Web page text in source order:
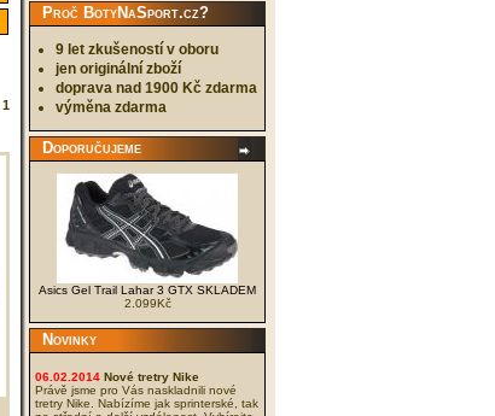
1
Proč BotyNaSport.cz?
9 let zkušeností v oboru
jen originální zboží
doprava nad 1900 Kč zdarma
výměna zdarma
Doporučujeme
Asics Gel Trail Lahar 3 GTX SKLADEM
2.099Kč
Novinky
06.02.2014 Nové tretry Nike
Právě jsme pro Vás naskladnili nové
tretry Nike. Nabízíme jak sprinterské, tak